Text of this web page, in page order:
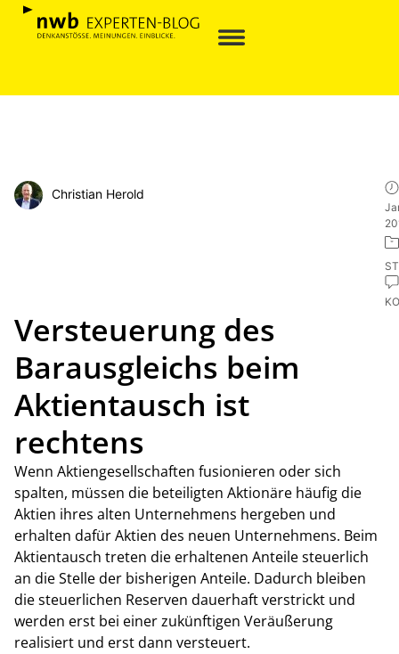
Christian Herold
Versteuerung des
Barausgleichs beim
Aktientausch ist
rechtens
Wenn Aktiengesellschaften fusionieren oder sich
spalten, müssen die beteiligten Aktionäre häufig die
Aktien ihres alten Unternehmens hergeben und
erhalten dafür Aktien des neuen Unternehmens. Beim
Aktientausch treten die erhaltenen Anteile steuerlich
an die Stelle der bisherigen Anteile. Dadurch bleiben
die steuerlichen Reserven dauerhaft verstrickt und
werden erst bei einer zukünftigen Veräußerung
realisiert und erst dann versteuert.